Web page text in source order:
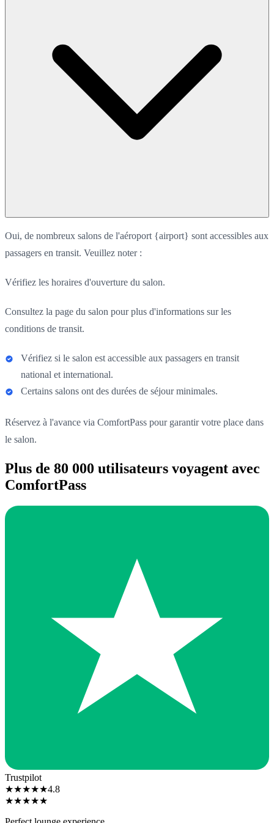
Oui, de nombreux salons de l'aéroport {airport} sont accessibles aux
passagers en transit. Veuillez noter :
Vérifiez les horaires d'ouverture du salon.
Consultez la page du salon pour plus d'informations sur les
conditions de transit.
Vérifiez si le salon est accessible aux passagers en transit
national et international.
Certains salons ont des durées de séjour minimales.
Réservez à l'avance via ComfortPass pour garantir votre place dans
le salon.
Plus de 80 000 utilisateurs voyagent avec
ComfortPass
Trustpilot
★★★★★4.8
★★★★★